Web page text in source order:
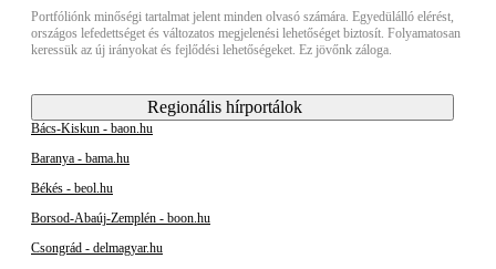
Portfóliónk minőségi tartalmat jelent minden olvasó számára. Egyedülálló elérést,
országos lefedettséget és változatos megjelenési lehetőséget biztosít. Folyamatosan
keressük az új irányokat és fejlődési lehetőségeket. Ez jövőnk záloga.
Regionális hírportálok
Bács-Kiskun - baon.hu
Baranya - bama.hu
Békés - beol.hu
Borsod-Abaúj-Zemplén - boon.hu
Csongrád - delmagyar.hu